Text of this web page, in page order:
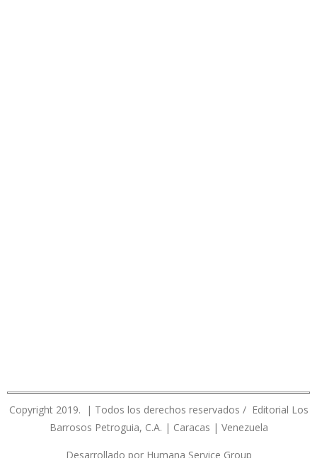
Copyright 2019. | Todos los derechos reservados / Editorial Los
Barrosos Petroguia, C.A. | Caracas | Venezuela
Desarrollado por Humana Service Group